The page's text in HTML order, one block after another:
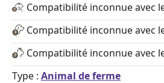
Compatibilité inconnue avec
Compatibilité inconnue avec
Compatibilité inconnue avec
Type : Animal de ferme